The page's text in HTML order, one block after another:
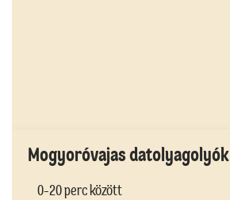
Mogyoróvajas datolyagolyók
0-20 perc között